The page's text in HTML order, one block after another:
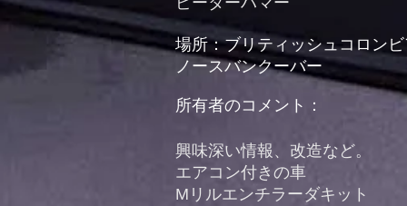
場所：ブリティッシュコロン
ノースバンクーバー
所有者のコメント：
興味深い情報、改造など。
エアコン付きの車
Mリルエンチラーダキット